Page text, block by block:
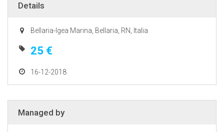
Details
Bellaria-Igea Marina, Bellaria, RN, Italia
25 €
16-12-2018
Managed by